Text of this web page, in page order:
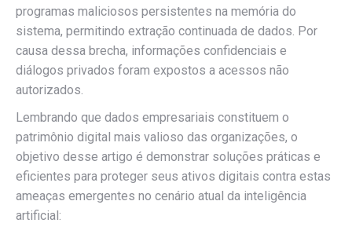
programas maliciosos persistentes na memória do
sistema, permitindo extração continuada de dados. Por
causa dessa brecha, informações confidenciais e
diálogos privados foram expostos a acessos não
autorizados.
Lembrando que dados empresariais constituem o
patrimônio digital mais valioso das organizações, o
objetivo desse artigo é demonstrar soluções práticas e
eficientes para proteger seus ativos digitais contra estas
ameaças emergentes no cenário atual da inteligência
artificial: